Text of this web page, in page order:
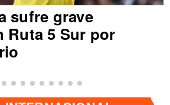
sufre grave
Ruta 5 Sur por